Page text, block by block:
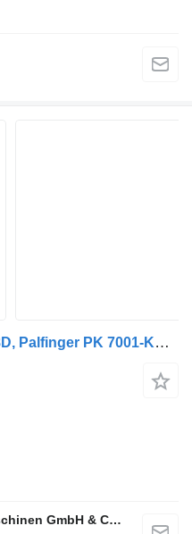
Mitsubishi Fuso Canter 7C18D, Palfinger PK 7001-KA, DOKA
alga Nutzfahrzeug- und Baumaschinen GmbH & Co. KG